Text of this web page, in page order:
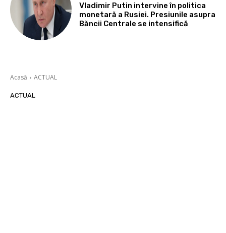
Vladimir Putin intervine în politica
monetară a Rusiei. Presiunile asupra
Băncii Centrale se intensifică